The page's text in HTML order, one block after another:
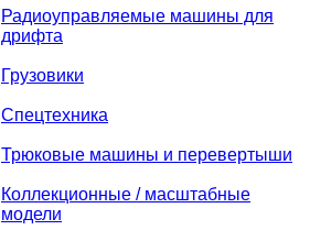
Радиоуправляемые машины для
дрифта
Грузовики
Спецтехника
Трюковые машины и перевертыши
Коллекционные / масштабные
модели